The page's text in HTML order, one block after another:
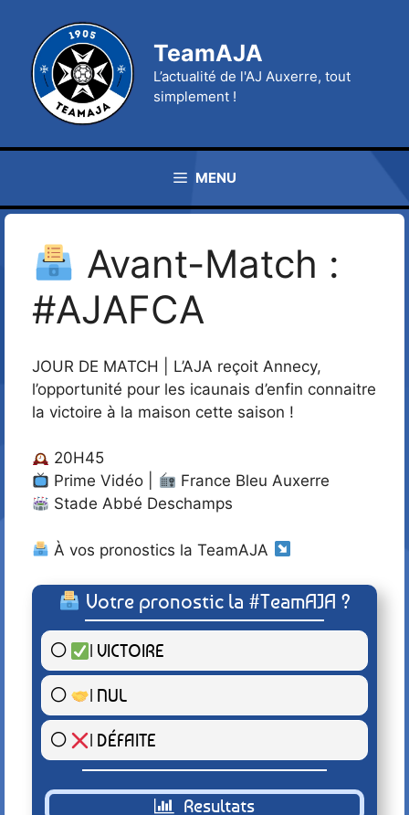
contenu
TeamAJA
L’actualité de l'AJ Auxerre, tout
simplement !
MENU
Avant-Match :
#AJAFCA
JOUR DE MATCH | L’AJA reçoit Annecy,
l’opportunité pour les icaunais d’enfin connaitre
la victoire à la maison cette saison !
20H45
Prime Vidéo |
France Bleu Auxerre
Stade Abbé Deschamps
À vos pronostics la TeamAJA
Votre pronostic la #TeamAJA ?
| VICTOIRE
| NUL
| DÉFAITE